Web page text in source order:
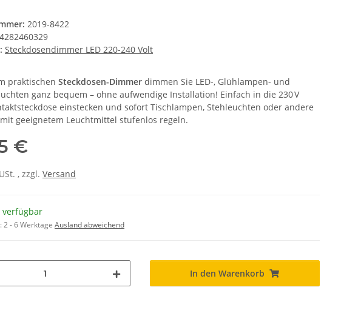
2019-8422
Steckdosendimmer LED 220-240 Volt
praktischen Steckdosen-Dimmer dimmen Sie LED-, Glühlampen- und
ganz bequem – ohne aufwendige Installation! Einfach in die 230 V
einstecken und sofort Tischlampen, Stehleuchten oder andere
geeignetem Leuchtmittel stufenlos regeln.
€
, zzgl. Versand
verfügbar
2 - 6 Werktage Ausland abweichend
In den Warenkorb